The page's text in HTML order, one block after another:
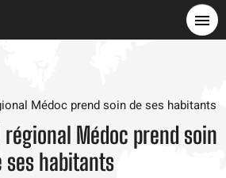
Médoc prend soin de ses habitants
régional Médoc prend soin
ses habitants